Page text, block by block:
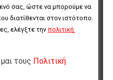
σας, ώστε να μπορούμε να
διατίθενται στον ιστότοπο.
ελέγξτε την πολιτική
τους Πολιτική